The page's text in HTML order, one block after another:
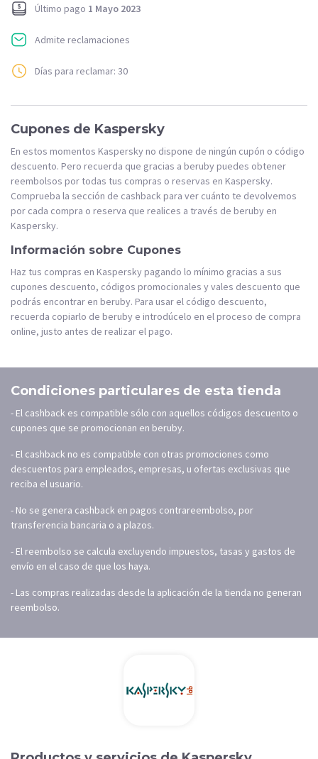
Último pago 1 Mayo 2023
Admite reclamaciones
Días para reclamar: 30
Cupones de Kaspersky
En estos momentos Kaspersky no dispone de ningún cupón o código
descuento. Pero recuerda que gracias a beruby puedes obtener
reembolsos por todas tus compras o reservas en Kaspersky.
Comprueba la sección de cashback para ver cuánto te devolvemos
por cada compra o reserva que realices a través de beruby en
Kaspersky.
Información sobre Cupones
Haz tus compras en Kaspersky pagando lo mínimo gracias a sus
cupones descuento, códigos promocionales y vales descuento que
podrás encontrar en beruby. Para usar el código descuento,
recuerda copiarlo de beruby e introdúcelo en el proceso de compra
online, justo antes de realizar el pago.
Condiciones particulares de esta tienda
- El cashback es compatible sólo con aquellos códigos descuento o
cupones que se promocionan en beruby.
- El cashback no es compatible con otras promociones como
descuentos para empleados, empresas, u ofertas exclusivas que
reciba el usuario.
- No se genera cashback en pagos contrareembolso, por
transferencia bancaria o a plazos.
- El reembolso se calcula excluyendo impuestos, tasas y gastos de
envío en el caso de que los haya.
- Las compras realizadas desde la aplicación de la tienda no generan
reembolso.